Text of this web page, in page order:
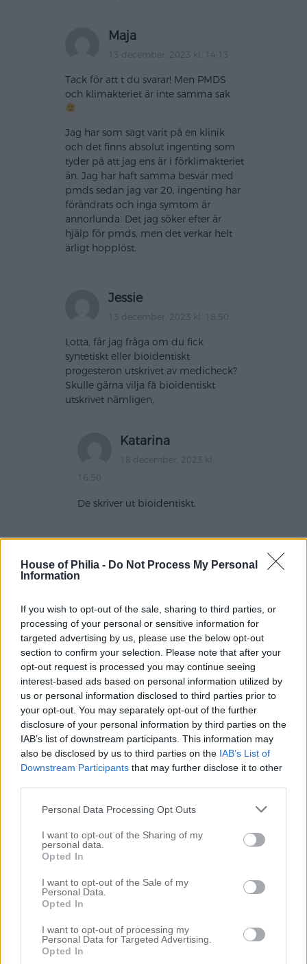
House of Philia - Do Not Process My Personal
Information
If you wish to opt-out of the sale, sharing to third parties, or
processing of your personal or sensitive information for
targeted advertising by us, please use the below opt-out
section to confirm your selection. Please note that after your
opt-out request is processed you may continue seeing
interest-based ads based on personal information utilized by
us or personal information disclosed to third parties prior to
your opt-out. You may separately opt-out of the further
disclosure of your personal information by third parties on the
IAB’s list of downstream participants. This information may
also be disclosed by us to third parties on the IAB’s List of
Downstream Participants that may further disclose it to other
Personal Data Processing Opt Outs
I want to opt-out of the Sharing of my
personal data.
Opted In
I want to opt-out of the Sale of my
Personal Data.
Opted In
I want to opt-out of processing my
Personal Data for Targeted Advertising.
Opted In
Maja
13 december, 2023 kl. 14:13
Tack för att t du svarar! Men PMDS
och klimakteriet är inte samma sak
Jag har som sagt varit på en klinik
och det finns absolut ingenting som
tyder på att jag ens är i förklimakteriet
än. Jag har haft samma besvär med
pmds sedan jag var 20, ingenting har
förändrats och inga symtom är
annorlunda. Det jag söker efter är
hjälp för pmds, men det verkar helt
ärligt hopplöst.
Jessie
13 december, 2023 kl. 18:50
Lotta, får jag fråga om du fick
syntetiskt eller bioidentiskt
progesteron utskrivet av medicheck?
Skulle gärna vilja få bioidentiskt
utskrivet nämligen,
Katarina
18 december, 2023 kl.
16:50
De skriver ut bioidentiskt.
Camilla Svärdh
Har exakt samma idag! Det är så tufft med pmds!
Heja dig och heja oss <3
Gop
12 december, 2023 kl. 21:34
Kom ihåg, du är bäst
Anna
13 december, 2023 kl. 05:35
fy vad jobbigt för dig. men tack ändå för att du
delar med dig. Hoppas du snart mår bättre och tack
för ditt härliga konto.(erkänner jag är super dålig på
att kommentera ) önskar dig och din familj en riktigt
God jul med massa mys tillsammans och god mat
att njuta av. kram!